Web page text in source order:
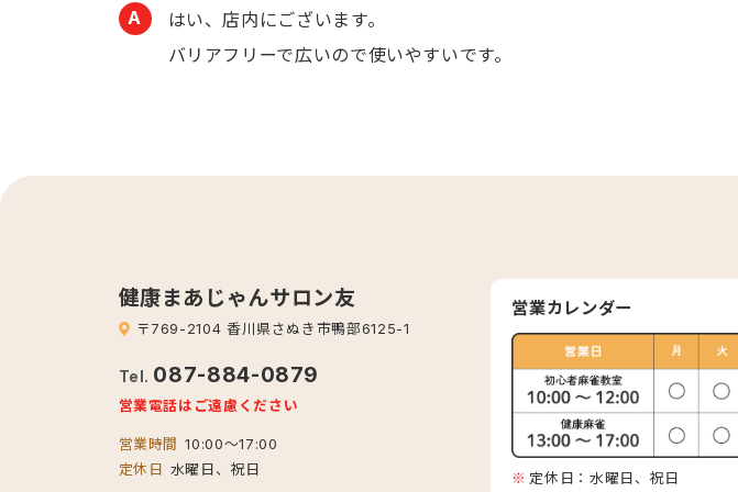
はい、店内にございます。
バリアフリーで広いので使いやすいです。
健康まあじゃんサロン友
〒769-2104 香川県さぬき市鴨部6125-1
Tel. 087-884-0879
営業電話はご遠慮ください
営業時間
10:00～17:00
定休日
水曜日、祝日
営業カレンダー
定休日：水曜日、祝日